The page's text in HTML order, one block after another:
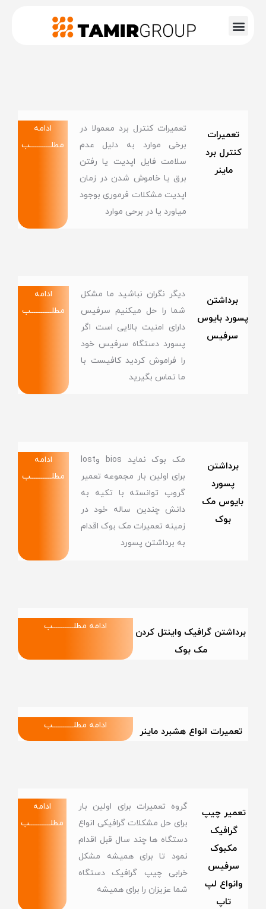
تعمیرات
کنترل برد
ماینر
تعمیرات کنترل برد معمولا در
برخی موارد به دلیل عدم
سلامت فایل اپدیت یا رفتن
برق یا خاموش شدن در زمان
اپدیت مشکلات فرموری بوجود
میاورد یا در برحی موارد
ادامه
مطلــــــــــــب
برداشتن
پسورد بایوس
سرفیس
دیگر نگران نباشید ما مشکل
شما را حل میکنیم سرفیس
دارای امنیت بالایی است اگر
پسورد دستگاه سرفیس خود
را فراموش کردید کافیست با
ما تماس بگیرید
ادامه
مطلــــــــــــب
برداشتن
پسورد
بایوس مک
بوک
مک بوک نماید bios وlost
برای اولین بار مجموعه تعمیر
گروپ توانسته با تکیه به
دانش چندین ساله خود در
زمینه تعمیرات مک بوک اقدام
به برداشتن پسورد
ادامه
مطلــــــــــــب
برداشتن گرافیک واینتل کردن
مک بوک
ادامه مطلــــــــــــب
تعمیرات انواع هشبرد ماینر
ادامه مطلــــــــــــب
تعمیر چیپ
گرافیک
مکبوک
سرفیس
وانواع لپ
تاپ
گروه تعمیرات برای اولین بار
برای حل مشکلات گرافیکی انواع
دستگاه ها چند سال قبل اقدام
نمود تا برای همیشه مشکل
خرابی چیپ گرافیک دستگاه
شما عزیزان را برای همیشه
ادامه
مطلــــــــــــب